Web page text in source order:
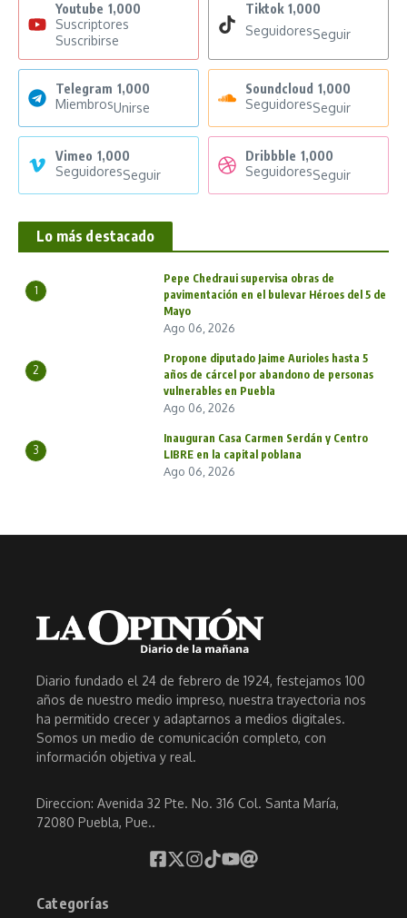
Youtube 1,000
Suscriptores
Suscribirse
Tiktok 1,000
SeguidoresSeguir
Telegram 1,000
MiembrosUnirse
Soundcloud 1,000
SeguidoresSeguir
Vimeo 1,000
SeguidoresSeguir
Dribbble 1,000
SeguidoresSeguir
Lo más destacado
1
Pepe Chedraui supervisa obras de
pavimentación en el bulevar Héroes del 5 de
Mayo
Ago 06, 2026
2
Propone diputado Jaime Aurioles hasta 5
años de cárcel por abandono de personas
vulnerables en Puebla
Ago 06, 2026
3
Inauguran Casa Carmen Serdán y Centro
LIBRE en la capital poblana
Ago 06, 2026
Diario fundado el 24 de febrero de 1924, festejamos 100
años de nuestro medio impreso, nuestra trayectoria nos
ha permitido crecer y adaptarnos a medios digitales.
Somos un medio de comunicación completo, con
información objetiva y real.
Direccion: Avenida 32 Pte. No. 316 Col. Santa María,
72080 Puebla, Pue..
Categorías